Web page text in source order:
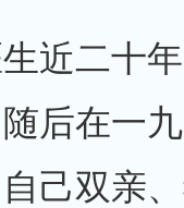
近二十
后在一
己双亲